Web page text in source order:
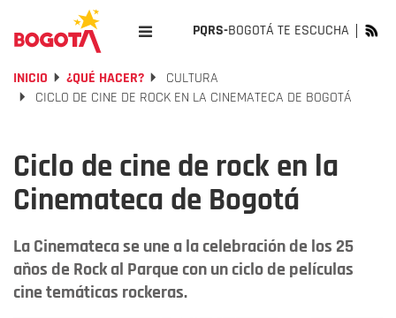
PQRS-BOGOTÁ TE ESCUCHA
INICIO ¿QUÉ HACER?
CULTURA
CICLO DE CINE DE ROCK EN LA CINEMATECA DE BOGOTÁ
Ciclo de cine de rock en la
Cinemateca de Bogotá
La Cinemateca se une a la celebración de los 25
años de Rock al Parque con un ciclo de películas
cine temáticas rockeras.